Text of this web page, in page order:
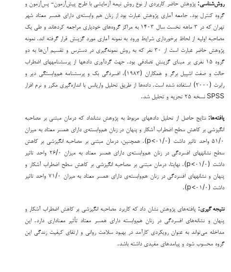
روش‌شناسی: پژوهش حاضر کاربردی از نوع روش نیمه آزمایشی با طرح پیش‌آزمون- پس‌آزمون و
گروه کنترل بود. جامعه آماری پژوهش عبارت بود از زنان هم وابسته‌ی دارای همسر معتاد شهر
تهران که در ۳ ماهه نخست سال ۱۴۰۳ به مراکز گروه‌های خودیاری مراجعه کرده­اند و طی یک
مصاحبه اولیه از لحاظ برخورداری شرایط ورود به نمونه آماری مورد گزینش قرار گرفته اند. نمونه
پژوهش حاضر عبارت است از ۳۰ نفر که به روش نمونه‌گیری در دسترس و تقسیم آن‌ها به دو
گروه ۱۵ نفری بر مبنای گزینش تصادفی بود. جهت گردآوری داده­ها از پرسشنامه­های اضطراب
حالت و صفت اشپیل برگر و همکاران (۱۹۸۳)، افسردگی بک و پرسشنامه هم‌وابستگی دیر و
رابرت (۲۰۰۰) استفاده شده است. داده‌ها از طریق تحلیل واریانس با اندازه‌گیری مکرر و نرم افزار
SPSS نسخه ۲۵ تجزیه و تحلیل شد.
یافته‌ها: نتایج حاصل از تحلیل داده­های مربوط به پژوهش نشان­داد که درمان مبتنی بر مصاحبه
انگیزشی بر کاهش سطح اضطراب آشکار و پنهان در زنان هم‌وابسته‌ی دارای همسر معتاد به میزان
۵۱/۰ واحد تاثیر داشت (۰۱/۰>p). همچنین، درمان مبتنی بر مصاحبه انگیزشی بر کاهش
سطح نشانه­های افسردگی در زنان هم‌وابسته‌ی دارای همسر معتاد به میزان ۲۶/۰ واحد تاثیر
داشت (۰۱/۰>p). نهایتا، درمان مبتنی بر مصاحبه انگیزشی بر کاهش سطح اضطراب آشکار و
پنهان و نشانه­های افسردگی در زنان هم‌وابسته‌ی دارای همسر معتاد به میزان ۷۱/۰ واحد تاثیر
داشت (۰۱/۰>p).
نتیجه­ گیری: یافته‌های پژوهش نشان داد که کاربرد مصاحبه انگیزشی بر کاهش اضطراب آشکار و
پنهان و نشانه‌های افسردگی در زنان هم‌وابسته دارای همسر معتاد تأثیر معناداری دارد. این
مداخله می‌تواند به عنوان رویکردی کارآمد در بهبود سلامت روانی و ارتقای کیفیت زندگی این
گروه محسوب شود و پیامدهای مفیدی داشته باشد.